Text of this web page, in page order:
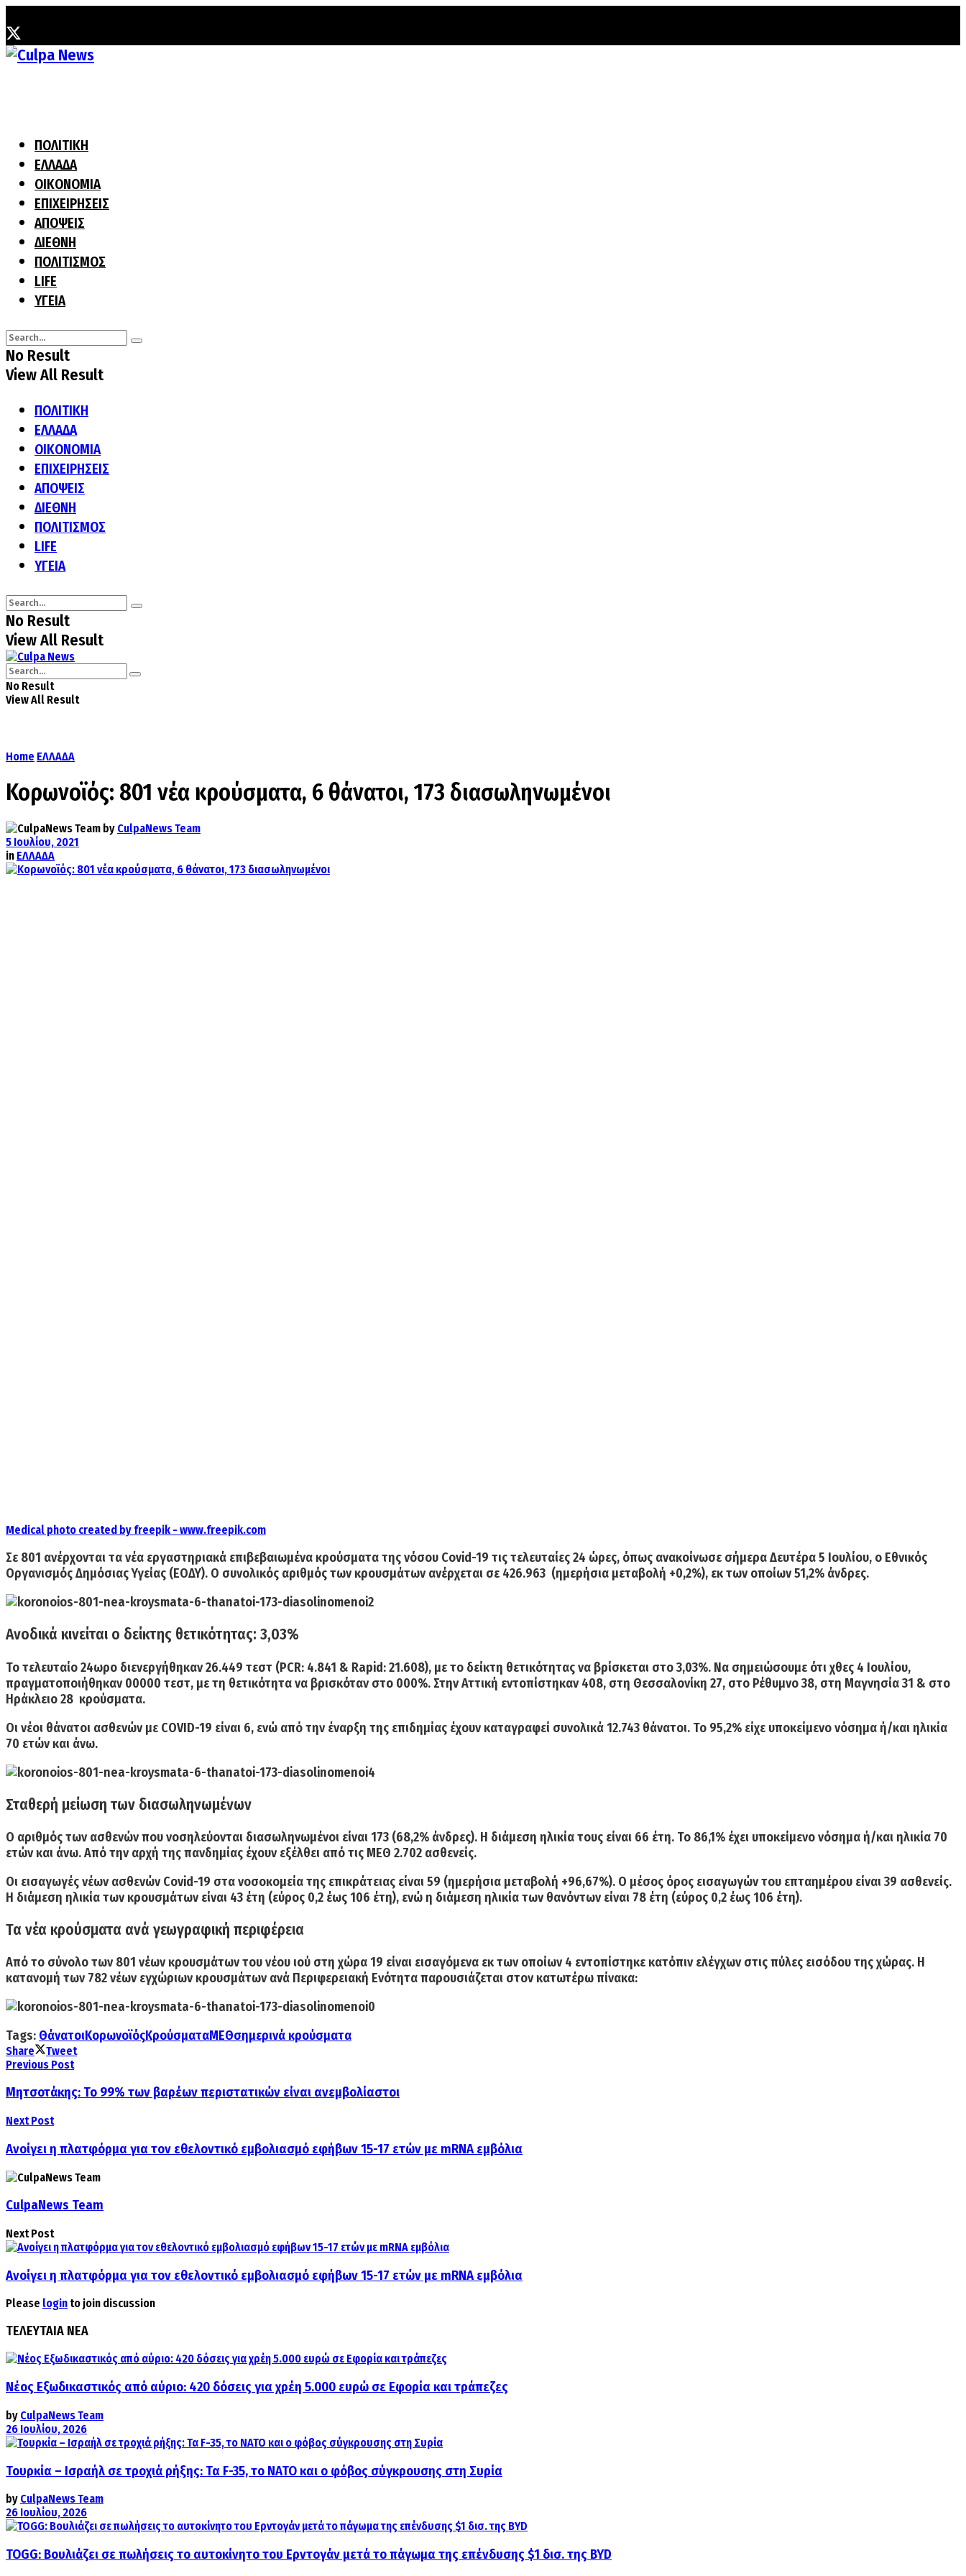
ΠΟΛΙΤΙΚΗ
ΕΛΛΑΔΑ
ΟΙΚΟΝΟΜΙΑ
ΕΠΙΧΕΙΡΗΣΕΙΣ
ΑΠΟΨΕΙΣ
ΔΙΕΘΝΗ
ΠΟΛΙΤΙΣΜΟΣ
LIFE
ΥΓΕΙΑ
No Result
View All Result
ΠΟΛΙΤΙΚΗ
ΕΛΛΑΔΑ
ΟΙΚΟΝΟΜΙΑ
ΕΠΙΧΕΙΡΗΣΕΙΣ
ΑΠΟΨΕΙΣ
ΔΙΕΘΝΗ
ΠΟΛΙΤΙΣΜΟΣ
LIFE
ΥΓΕΙΑ
No Result
View All Result
No Result
View All Result
Home ΕΛΛΑΔΑ
Κορωνοϊός: 801 νέα κρούσματα, 6 θάνατοι, 173 διασωληνωμένοι
by CulpaNews Team
5 Ιουλίου, 2021
in ΕΛΛΑΔΑ
Medical photo created by freepik - www.freepik.com
Σε 801 ανέρχονται τα νέα εργαστηριακά επιβεβαιωμένακρούσματα της νόσου Covid-19 τις τελευταίες 24 ώρες, όπως ανακοίνωσε σήμεραΔευτέρα 5 Ιουλίου, ο Εθνικός
Οργανισμός Δημόσιας Υγείας (ΕΟΔΥ). Ο συνολικός αριθμός των κρουσμάτων ανέρχεται σε 426.963 (ημερήσια μεταβολή +0,2%), εκ των οποίων 51,2% άνδρες.
Ανοδικά κινείται ο δείκτης θετικότητας: 3,03%
Το τελευταίο 24ωρο διενεργήθηκαν26.449 τεστ (PCR: 4.841 & Rapid: 21.608), με το δείκτη θετικότητας να βρίσκεται στο3,03%. Να σημειώσουμε ότι χθες 4 Ιουλίου,
πραγματοποιήθηκαν 00000 τεστ, με τη θετικότητα να βρισκόταν στο 000%. Στην Αττική εντοπίστηκαν 408, στη Θεσσαλονίκη 27, στο Ρέθυμνο 38, στη Μαγνησία 31 & στο
Ηράκλειο 28 κρούσματα.
Οινέοι θάνατοι ασθενών με COVID-19 είναι 6, ενώ από την έναρξη της επιδημίας έχουν καταγραφεί συνολικά 12.743 θάνατοι. Το 95,2% είχε υποκείμενο νόσημα ή/και ηλικία
70 ετών και άνω.
Σταθερή μείωση των διασωληνωμένων
Ο αριθμός των ασθενών που νοσηλεύονται διασωληνωμένοι είναι 173 (68,2% άνδρες). Η διάμεση ηλικία τους είναι 66 έτη. Το 86,1% έχει υποκείμενο νόσημα ή/και ηλικία 70
ετών και άνω. Από την αρχή της πανδημίας έχουν εξέλθει από τις ΜΕΘ 2.702 ασθενείς.
Οι εισαγωγές νέων ασθενών Covid-19 στα νοσοκομεία της επικράτειας είναι59 (ημερήσια μεταβολή +96,67%). Ο μέσος όρος εισαγωγών του επταημέρου είναι 39 ασθενείς.
Η διάμεση ηλικία των κρουσμάτων είναι 43 έτη (εύρος 0,2 έως 106 έτη), ενώ η διάμεση ηλικία των θανόντων είναι 78 έτη (εύρος 0,2 έως 106 έτη).
Τα νέα κρούσματα ανά γεωγραφική περιφέρεια
Από το σύνολο των 801 νέων κρουσμάτων του νέου ιού στη χώρα 19 είναι εισαγόμενα εκ των οποίων 4 εντοπίστηκε κατόπιν ελέγχων στις πύλες εισόδου της χώρας. Η
κατανομή των 782 νέων εγχώριων κρουσμάτων ανά Περιφερειακή Ενότητα παρουσιάζεται στον κατωτέρω πίνακα:
Tags: ΘάνατοιΚορωνοϊόςΚρούσματαΜΕΘσημερινά κρούσματα
Share
Tweet
Previous Post
Μητσοτάκης: Το 99% των βαρέων περιστατικών είναι ανεμβολίαστοι
Next Post
Ανοίγει η πλατφόρμα για τον εθελοντικό εμβολιασμό εφήβων 15-17 ετών με mRNA εμβόλια
CulpaNews Team
Next Post
Ανοίγει η πλατφόρμα για τον εθελοντικό εμβολιασμό εφήβων 15-17 ετών με mRNA εμβόλια
Please login to join discussion
ΤΕΛΕΥΤΑΙΑ ΝΕΑ
Νέος Εξωδικαστικός από αύριο: 420 δόσεις για χρέη 5.000 ευρώ σε Εφορία και τράπεζες
by CulpaNews Team
26 Ιουλίου, 2026
Τουρκία – Ισραήλ σε τροχιά ρήξης: Τα F-35, το ΝΑΤΟ και ο φόβος σύγκρουσης στη Συρία
by CulpaNews Team
26 Ιουλίου, 2026
TOGG: Βουλιάζει σε πωλήσεις το αυτοκίνητο του Ερντογάν μετά το πάγωμα της επένδυσης $1 δισ. της BYD